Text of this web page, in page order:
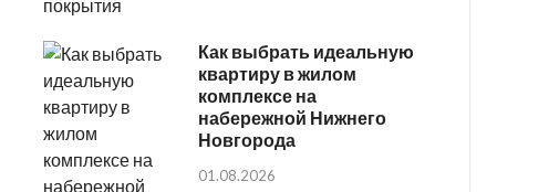
Как выбрать идеальную
квартиру в жилом
комплексе на
набережной Нижнего
Новгорода
01.08.2026